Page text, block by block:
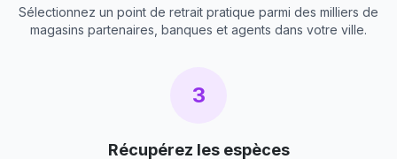
Sélectionnez un point de retrait pratique parmi des milliers de
magasins partenaires, banques et agents dans votre ville.
3
Récupérez les espèces